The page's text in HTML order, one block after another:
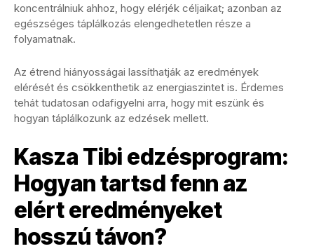
koncentrálniuk ahhoz, hogy elérjék céljaikat; azonban az
egészséges táplálkozás elengedhetetlen része a
folyamatnak.
Az étrend hiányosságai lassíthatják az eredmények
elérését és csökkenthetik az energiaszintet is. Érdemes
tehát tudatosan odafigyelni arra, hogy mit eszünk és
hogyan táplálkozunk az edzések mellett.
Kasza Tibi edzésprogram:
Hogyan tartsd fenn az
elért eredményeket
hosszú távon?